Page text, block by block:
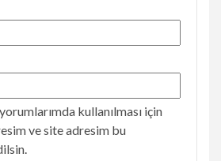
kullanılması için
ve site adresim bu